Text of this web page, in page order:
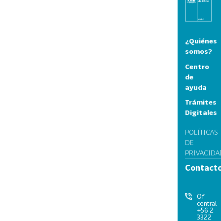
¿Quiénes
somos?
Centro
de
ayuda
Trámites
Digitales
POLÍTICAS
DE
Of
central
+56 2
3322